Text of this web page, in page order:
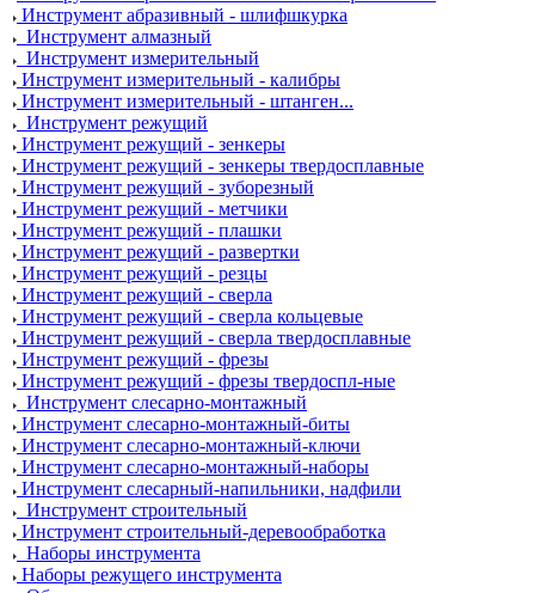
Инструмент абразивный - шлифшкурка
Инструмент алмазный
Инструмент измерительный
Инструмент измерительный - калибры
Инструмент измерительный - штанген...
Инструмент режущий
Инструмент режущий - зенкеры
Инструмент режущий - зенкеры твердосплавные
Инструмент режущий - зуборезный
Инструмент режущий - метчики
Инструмент режущий - плашки
Инструмент режущий - развертки
Инструмент режущий - резцы
Инструмент режущий - сверла
Инструмент режущий - сверла кольцевые
Инструмент режущий - сверла твердосплавные
Инструмент режущий - фрезы
Инструмент режущий - фрезы твердоспл-ные
Инструмент слесарно-монтажный
Инструмент слесарно-монтажный-биты
Инструмент слесарно-монтажный-ключи
Инструмент слесарно-монтажный-наборы
Инструмент слесарный-напильники, надфили
Инструмент строительный
Инструмент строительный-деревообработка
Наборы инструмента
Наборы режущего инструмента